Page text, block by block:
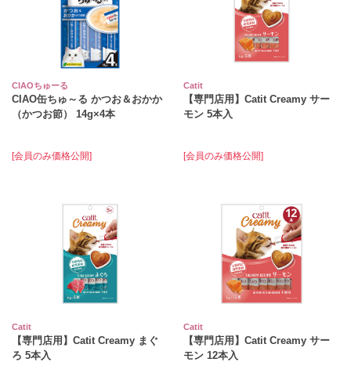
CIAOちゅーる
CIAO缶ちゅ～る かつお＆おかか
（かつお節） 14g×4本
[会員のみ価格公開]
Catit
【専門店用】Catit Creamy サー
モン 5本入
[会員のみ価格公開]
Catit
【専門店用】Catit Creamy まぐ
ろ 5本入
Catit
【専門店用】Catit Creamy サー
モン 12本入